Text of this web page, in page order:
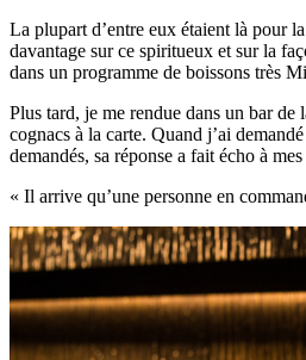
La plupart d’entre eux étaient là pour
davantage sur ce spiritueux et sur la
dans un programme de boissons très
Plus tard, je me rendue dans un bar
cognacs à la carte. Quand j’ai
demandés, sa réponse a fait écho à
« Il arrive qu’une personne en